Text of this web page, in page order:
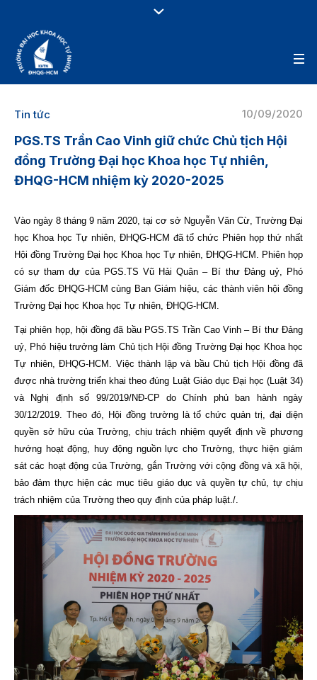
10/09/2020
Tin tức
PGS.TS Trần Cao Vinh giữ chức Chủ tịch Hội
đồng Trường Đại học Khoa học Tự nhiên,
ĐHQG-HCM nhiệm kỳ 2020-2025
Vào ngày 8 tháng 9 năm 2020, tại cơ sở Nguyễn Văn Cừ, Trường Đại
học Khoa học Tự nhiên, ĐHQG-HCM đã tổ chức Phiên họp thứ nhất
Hội đồng Trường Đại học Khoa học Tự nhiên, ĐHQG-HCM. Phiên họp
có sự tham dự của PGS.TS Vũ Hải Quân – Bí thư Đảng uỷ, Phó
Giám đốc ĐHQG-HCM cùng Ban Giám hiệu, các thành viên hội đồng
Trường Đại học Khoa học Tự nhiên, ĐHQG-HCM.
Tại phiên họp, hội đồng đã bầu PGS.TS Trần Cao Vinh – Bí thư Đảng
uỷ, Phó hiệu trưởng làm Chủ tịch Hội đồng Trường Đại học Khoa học
Tự nhiên, ĐHQG-HCM. Việc thành lập và bầu Chủ tịch Hội đồng đã
được nhà trường triển khai theo đúng Luật Giáo dục Đại học (Luật 34)
và Nghị định số 99/2019/NĐ-CP do Chính phủ ban hành ngày
30/12/2019. Theo đó, Hội đồng trường là tổ chức quản trị, đại diện
quyền sở hữu của Trường, chịu trách nhiệm quyết định về phương
hướng hoạt động, huy động nguồn lực cho Trường, thực hiện giám
sát các hoạt động của Trường, gắn Trường với cộng đồng và xã hội,
bảo đảm thực hiện các mục tiêu giáo dục và quyền tự chủ, tự chịu
trách nhiệm của Trường theo quy định của pháp luật./.